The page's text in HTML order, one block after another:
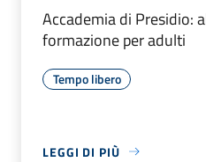
Accademia di Presidio:
formazione per adulti
Tempo libero
LEGGI DI PIÙ